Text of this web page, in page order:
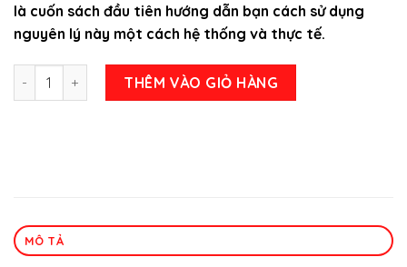
288.000 ₫.
là cuốn sách đầu tiên hướng dẫn bạn cách sử dụng
nguyên lý này một cách hệ thống và thực tế.
Combo trọn bộ 4 Cuốn Nguyên Lý 80/20 tác giả Richard
THÊM VÀO GIỎ HÀNG
MÔ TẢ